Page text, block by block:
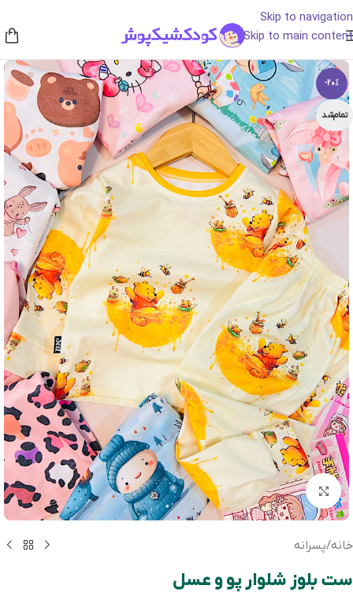
Skip to navigation
Skip to main content
-20%
تمام‌شد
بزرگنمایی تصویر
خانه/پسرانه
ست بلوز شلوار پو و عسل